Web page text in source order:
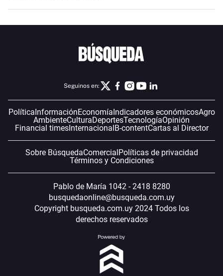
Seguinos en:
PolíticaInformaciónEconomíaIndicadores económicosAgro
AmbienteCulturaDeportesTecnologíaOpinión
Financial timesInternacionalB-contentCartas al Director
Sobre BúsquedaComercialPolíticas de privacidad
Términos y Condiciones
Pablo de María 1042 - 2418 8280
busquedaonline@busqueda.com.uy
Copyright busqueda.com.uy 2024 Todos los
derechos reservados